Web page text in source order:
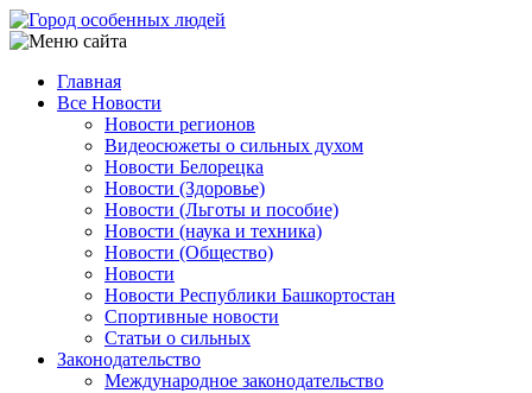
Перейти
к
содержанию
Main
navigation
Главная
Все Новости
Новости регионов
Видеосюжеты о сильных духом
Новости Белорецка
Новости (Здоровье)
Новости (Льготы и пособие)
Новости (наука и техника)
Новости (Общество)
Новости
Новости Республики Башкортостан
Спортивные новости
Статьи о сильных
Законодательство
Международное законодательство